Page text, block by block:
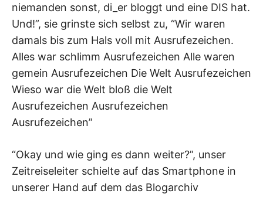
niemanden sonst, di_er bloggt und eine DIS hat.
Und!”, sie grinste sich selbst zu, “Wir waren
damals bis zum Hals voll mit Ausrufezeichen.
Alles war schlimm Ausrufezeichen Alle waren
gemein Ausrufezeichen Die Welt Ausrufezeichen
Wieso war die Welt bloß die Welt
Ausrufezeichen Ausrufezeichen
Ausrufezeichen”
“Okay und wie ging es dann weiter?”, unser
Zeitreiseleiter schielte auf das Smartphone in
unserer Hand auf dem das Blogarchiv